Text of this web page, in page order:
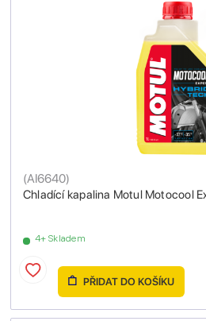
Chladící kapalina Motul Motocool
(AI6640)
4+ Skladem
PŘIDAT DO KOŠÍKU